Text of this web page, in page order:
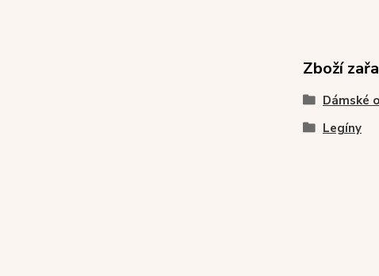
Zboží
Dámské
Legíny